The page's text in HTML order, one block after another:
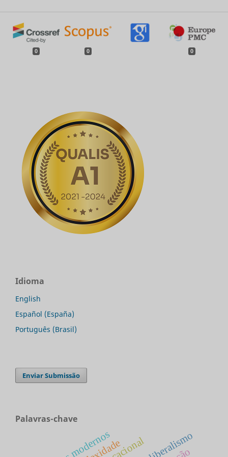
0 0 0
Idioma
English
Español (España)
Português (Brasil)
Enviar Submissão
Palavras-chave